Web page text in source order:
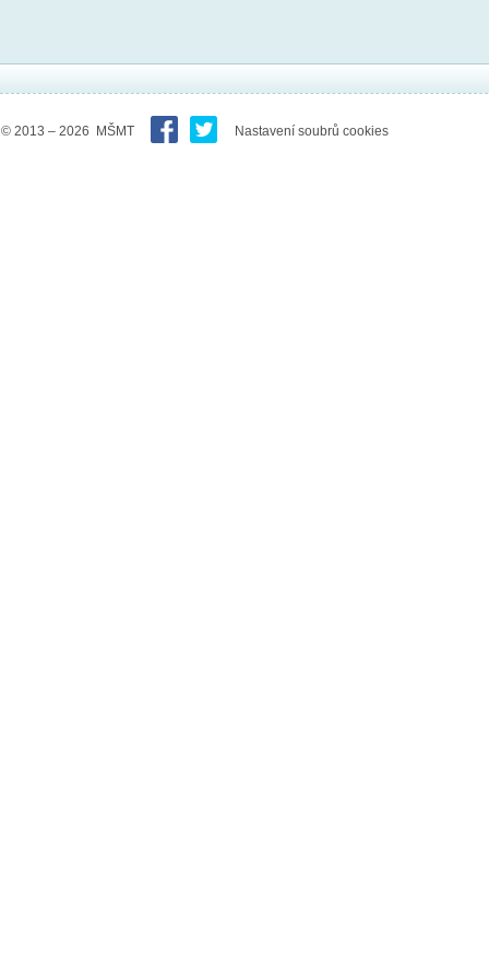
© 2013 – 2026 MŠMT Nastavení soubrů cookies